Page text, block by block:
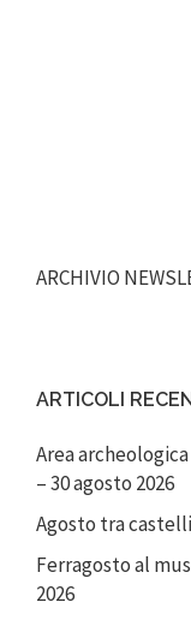
ARCHIVIO
ARTICOLI
Area
– 30 agosto 2026
Agosto tra
Ferragosto al
2026